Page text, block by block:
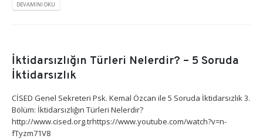
DEVAMINI OKU
İktidarsızlığın Türleri Nelerdir? – 5 Soruda
İktidarsızlık
CİSED Genel Sekreteri Psk. Kemal Özcan ile 5 Soruda İktidarsızlık 3.
Bölüm: İktidarsızlığın Türleri Nelerdir?
http://www.cised.org.trhttps://www.youtube.com/watch?v=n-
fTyzm71V8